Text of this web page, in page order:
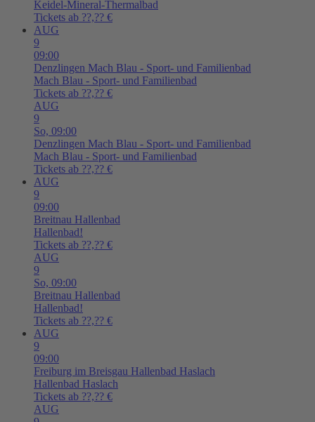
Keidel-Mineral-Thermalbad
Tickets ab ??,?? €
AUG
9
09:00
Denzlingen Mach Blau - Sport- und Familienbad
Mach Blau - Sport- und Familienbad
Tickets ab ??,?? €
AUG
9
So, 09:00
Denzlingen Mach Blau - Sport- und Familienbad
Mach Blau - Sport- und Familienbad
Tickets ab ??,?? €
AUG
9
09:00
Breitnau Hallenbad
Hallenbad!
Tickets ab ??,?? €
AUG
9
So, 09:00
Breitnau Hallenbad
Hallenbad!
Tickets ab ??,?? €
AUG
9
09:00
Freiburg im Breisgau Hallenbad Haslach
Hallenbad Haslach
Tickets ab ??,?? €
AUG